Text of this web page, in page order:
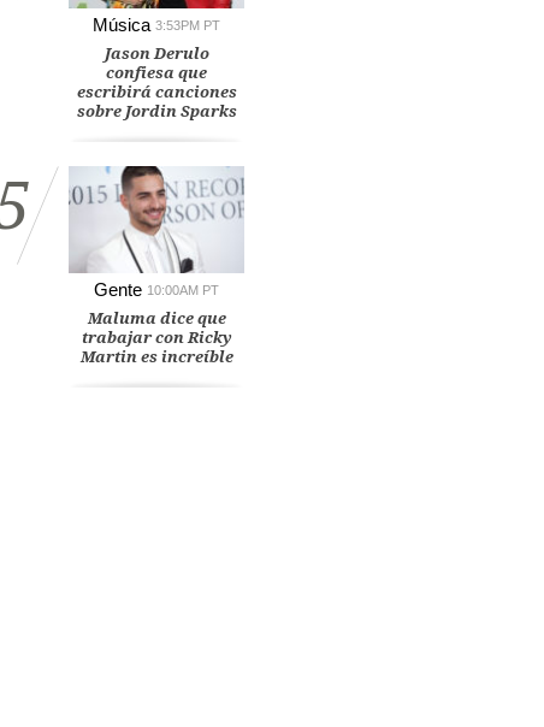
Música 3:53PM PT
Jason Derulo
confiesa que
escribirá canciones
sobre Jordin Sparks
Gente 10:00AM PT
Maluma dice que
trabajar con Ricky
Martin es increíble